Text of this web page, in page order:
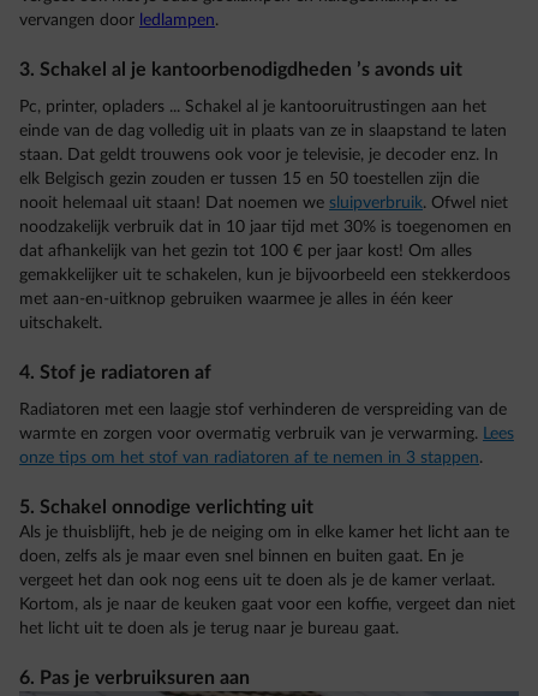
vervangen door ledlampen.
3. Schakel al je kantoorbenodigdheden ’s avonds uit
Pc, printer, opladers ... Schakel al je kantooruitrustingen aan het
einde van de dag volledig uit in plaats van ze in slaapstand te laten
staan. Dat geldt trouwens ook voor je televisie, je decoder enz. In
elk Belgisch gezin zouden er tussen 15 en 50 toestellen zijn die
nooit helemaal uit staan! Dat noemen we sluipverbruik. Ofwel niet
noodzakelijk verbruik dat in 10 jaar tijd met 30% is toegenomen en
dat afhankelijk van het gezin tot 100 € per jaar kost! Om alles
gemakkelijker uit te schakelen, kun je bijvoorbeeld een stekkerdoos
met aan-en-uitknop gebruiken waarmee je alles in één keer
uitschakelt.
4. Stof je radiatoren af
Radiatoren met een laagje stof verhinderen de verspreiding van de
warmte en zorgen voor overmatig verbruik van je verwarming. Lees
onze tips om het stof van radiatoren af te nemen in 3 stappen.
5. Schakel onnodige verlichting uit
Als je thuisblijft, heb je de neiging om in elke kamer het licht aan te
doen, zelfs als je maar even snel binnen en buiten gaat. En je
vergeet het dan ook nog eens uit te doen als je de kamer verlaat.
Kortom, als je naar de keuken gaat voor een koffie, vergeet dan niet
het licht uit te doen als je terug naar je bureau gaat.
6. Pas je verbruiksuren aan